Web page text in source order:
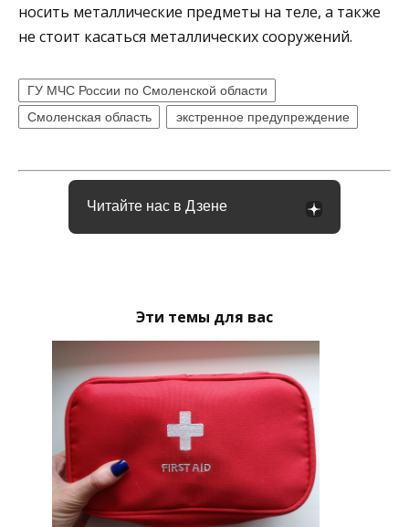
носить металлические предметы на теле, а также
не стоит касаться металлических сооружений.
ГУ МЧС России по Смоленской области
Смоленская область
экстренное предупреждение
Читайте нас в Дзене
Эти темы для вас